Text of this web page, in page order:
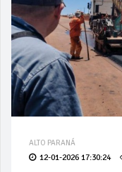
ALTO PARANÁ
12-01-2026 17:30:24